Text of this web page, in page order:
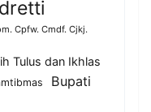
Cpfw. Cmdf. Cjkj.
Tulus dan Ikhlas
Bupati